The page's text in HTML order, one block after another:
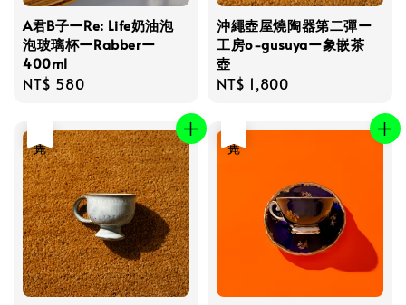
A君B子ーRe: Life奶油泡
泡玻璃杯ーRabberー
400ml
Regular
NT$ 580
沖繩壺屋燒陶器第二彈ー
工房o-gusuyaー象嵌茶
壺
Regular
NT$ 1,800